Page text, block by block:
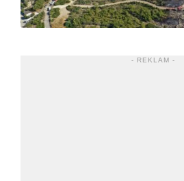
- REKLAM -